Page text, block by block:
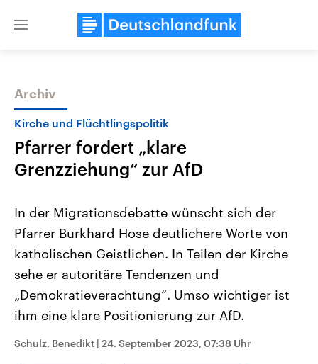
Close
Themen
Landtagswahl Sachsen-Anhalt
2026
Alle Informationen
Sachsen-Anhalt wählt am 6.
September 2026 einen neuen
Landtag. Seit 2021 wird das
Bundesland von einer Koalition aus
Umfragen, Prognosen,
Wahlprogramme, aktuelle Berichte
USA
Aktuelle Beiträge,
Hintergründe
Wirtschaftlich und
gehören die Vereinigten
den mächtigsten Ländern
mit großem Einfluss auf
aktuelle Weltgeschehen.
Archiv
Kirche und Flüchtlingspolitik
Pfarrer fordert „klare
Grenzziehung“ zur AfD
In der Migrationsdebatte wünscht sich der
Pfarrer Burkhard Hose deutlichere Worte von
katholischen Geistlichen. In Teilen der Kirche
sehe er autoritäre Tendenzen und
„Demokratieverachtung“. Umso wichtiger ist
ihm eine klare Positionierung zur AfD.
Schulz, Benedikt | 24. September 2023, 07:38 Uhr